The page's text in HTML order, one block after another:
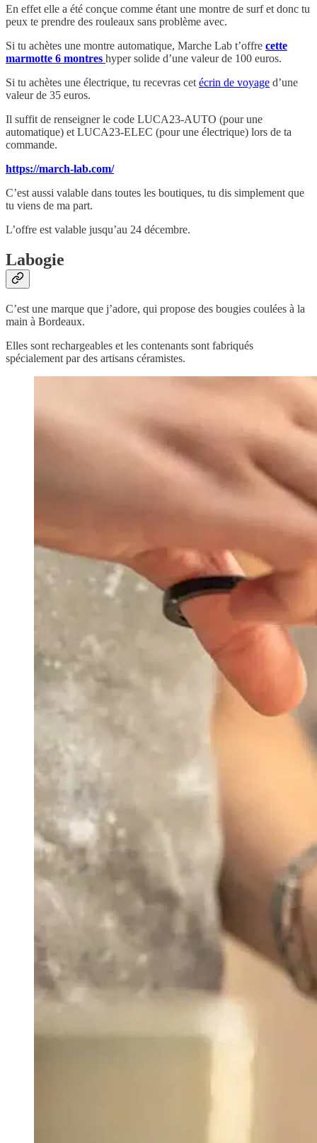
En effet elle a été conçue comme étant une montre de surf et donc tu
peux te prendre des rouleaux sans problème avec.
Si tu achètes une montre automatique, Marche Lab t’offre cette
marmotte 6 montres hyper solide d’une valeur de 100 euros.
Si tu achètes une électrique, tu recevras cet écrin de voyage d’une
valeur de 35 euros.
Il suffit de renseigner le code LUCA23-AUTO (pour une
automatique) et LUCA23-ELEC (pour une électrique) lors de ta
commande.
https://march-lab.com/
C’est aussi valable dans toutes les boutiques, tu dis simplement que
tu viens de ma part.
L’offre est valable jusqu’au 24 décembre.
Labogie
C’est une marque que j’adore, qui propose des bougies coulées à la
main à Bordeaux.
Elles sont rechargeables et les contenants sont fabriqués
spécialement par des artisans céramistes.